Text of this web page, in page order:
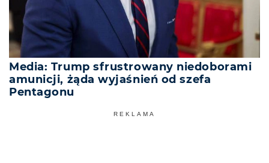
Media: Trump sfrustrowany niedoborami
amunicji, żąda wyjaśnień od szefa
Pentagonu
REKLAMA